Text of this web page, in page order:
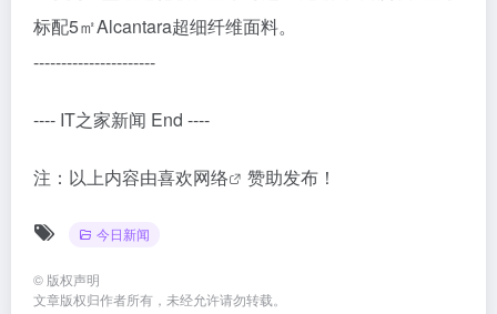
标配5㎡Alcantara超细纤维面料。
----------------------
---- IT之家新闻 End ----
注：以上内容由喜欢网络 赞助发布！
今日新闻
© 版权声明
文章版权归作者所有，未经允许请勿转载。